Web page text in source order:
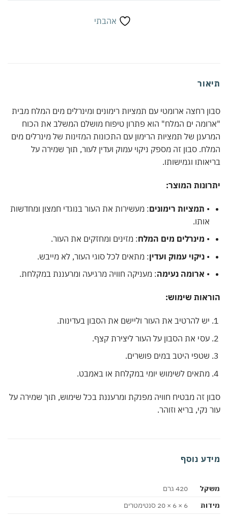
אהבתי
רחצה ארומטי עם תמציות רימונים ומינרלים מים המלח מבית
ים המלח" הוא פתרון טיפוח מושלם המשלב את הכוח
של תמציות הרימון עם התכונות המזינות של מינרלים מים
סבון זה מספק ניקוי עמוק ועדין לעור, תוך שמירה על
וגמישותו.
המוצר:
תמציות רימונים: מעשירות את העור בנוגדי חמצון ומחדשות
אותו.
מינרלים מים המלח: מזינים ומחזקים את העור.
ניקוי עמוק ועדין: מתאים לכל סוגי העור, לא מייבש.
ארומה נעימה: מעניקה חוויה מרגיעה ומרעננת במקלחת.
שימוש:
יש להרטיב את העור וליישם את הסבון בעדינות.
עסי את הסבון על העור ליצירת קצף.
שטפי היטב במים פושרים.
מתאים לשימוש יומי במקלחת או באמבט.
זה מבטיח חוויה מפנקת ומרעננת בכל שימוש, תוך שמירה על
נקי, בריא וזוהר.
נוסף
420 גרם
6 × 6 × 20 סנטימטרים